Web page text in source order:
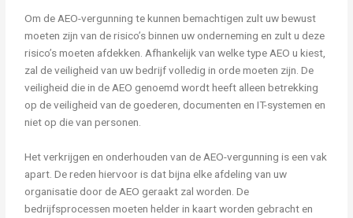
Om de AEO-vergunning te kunnen bemachtigen zult uw bewust
moeten zijn van de risico’s binnen uw onderneming en zult u deze
risico’s moeten afdekken. Afhankelijk van welke type AEO u kiest,
zal de veiligheid van uw bedrijf volledig in orde moeten zijn. De
veiligheid die in de AEO genoemd wordt heeft alleen betrekking
op de veiligheid van de goederen, documenten en IT-systemen en
niet op die van personen.
Het verkrijgen en onderhouden van de AEO-vergunning is een vak
apart. De reden hiervoor is dat bijna elke afdeling van uw
organisatie door de AEO geraakt zal worden. De
bedrijfsprocessen moeten helder in kaart worden gebracht en